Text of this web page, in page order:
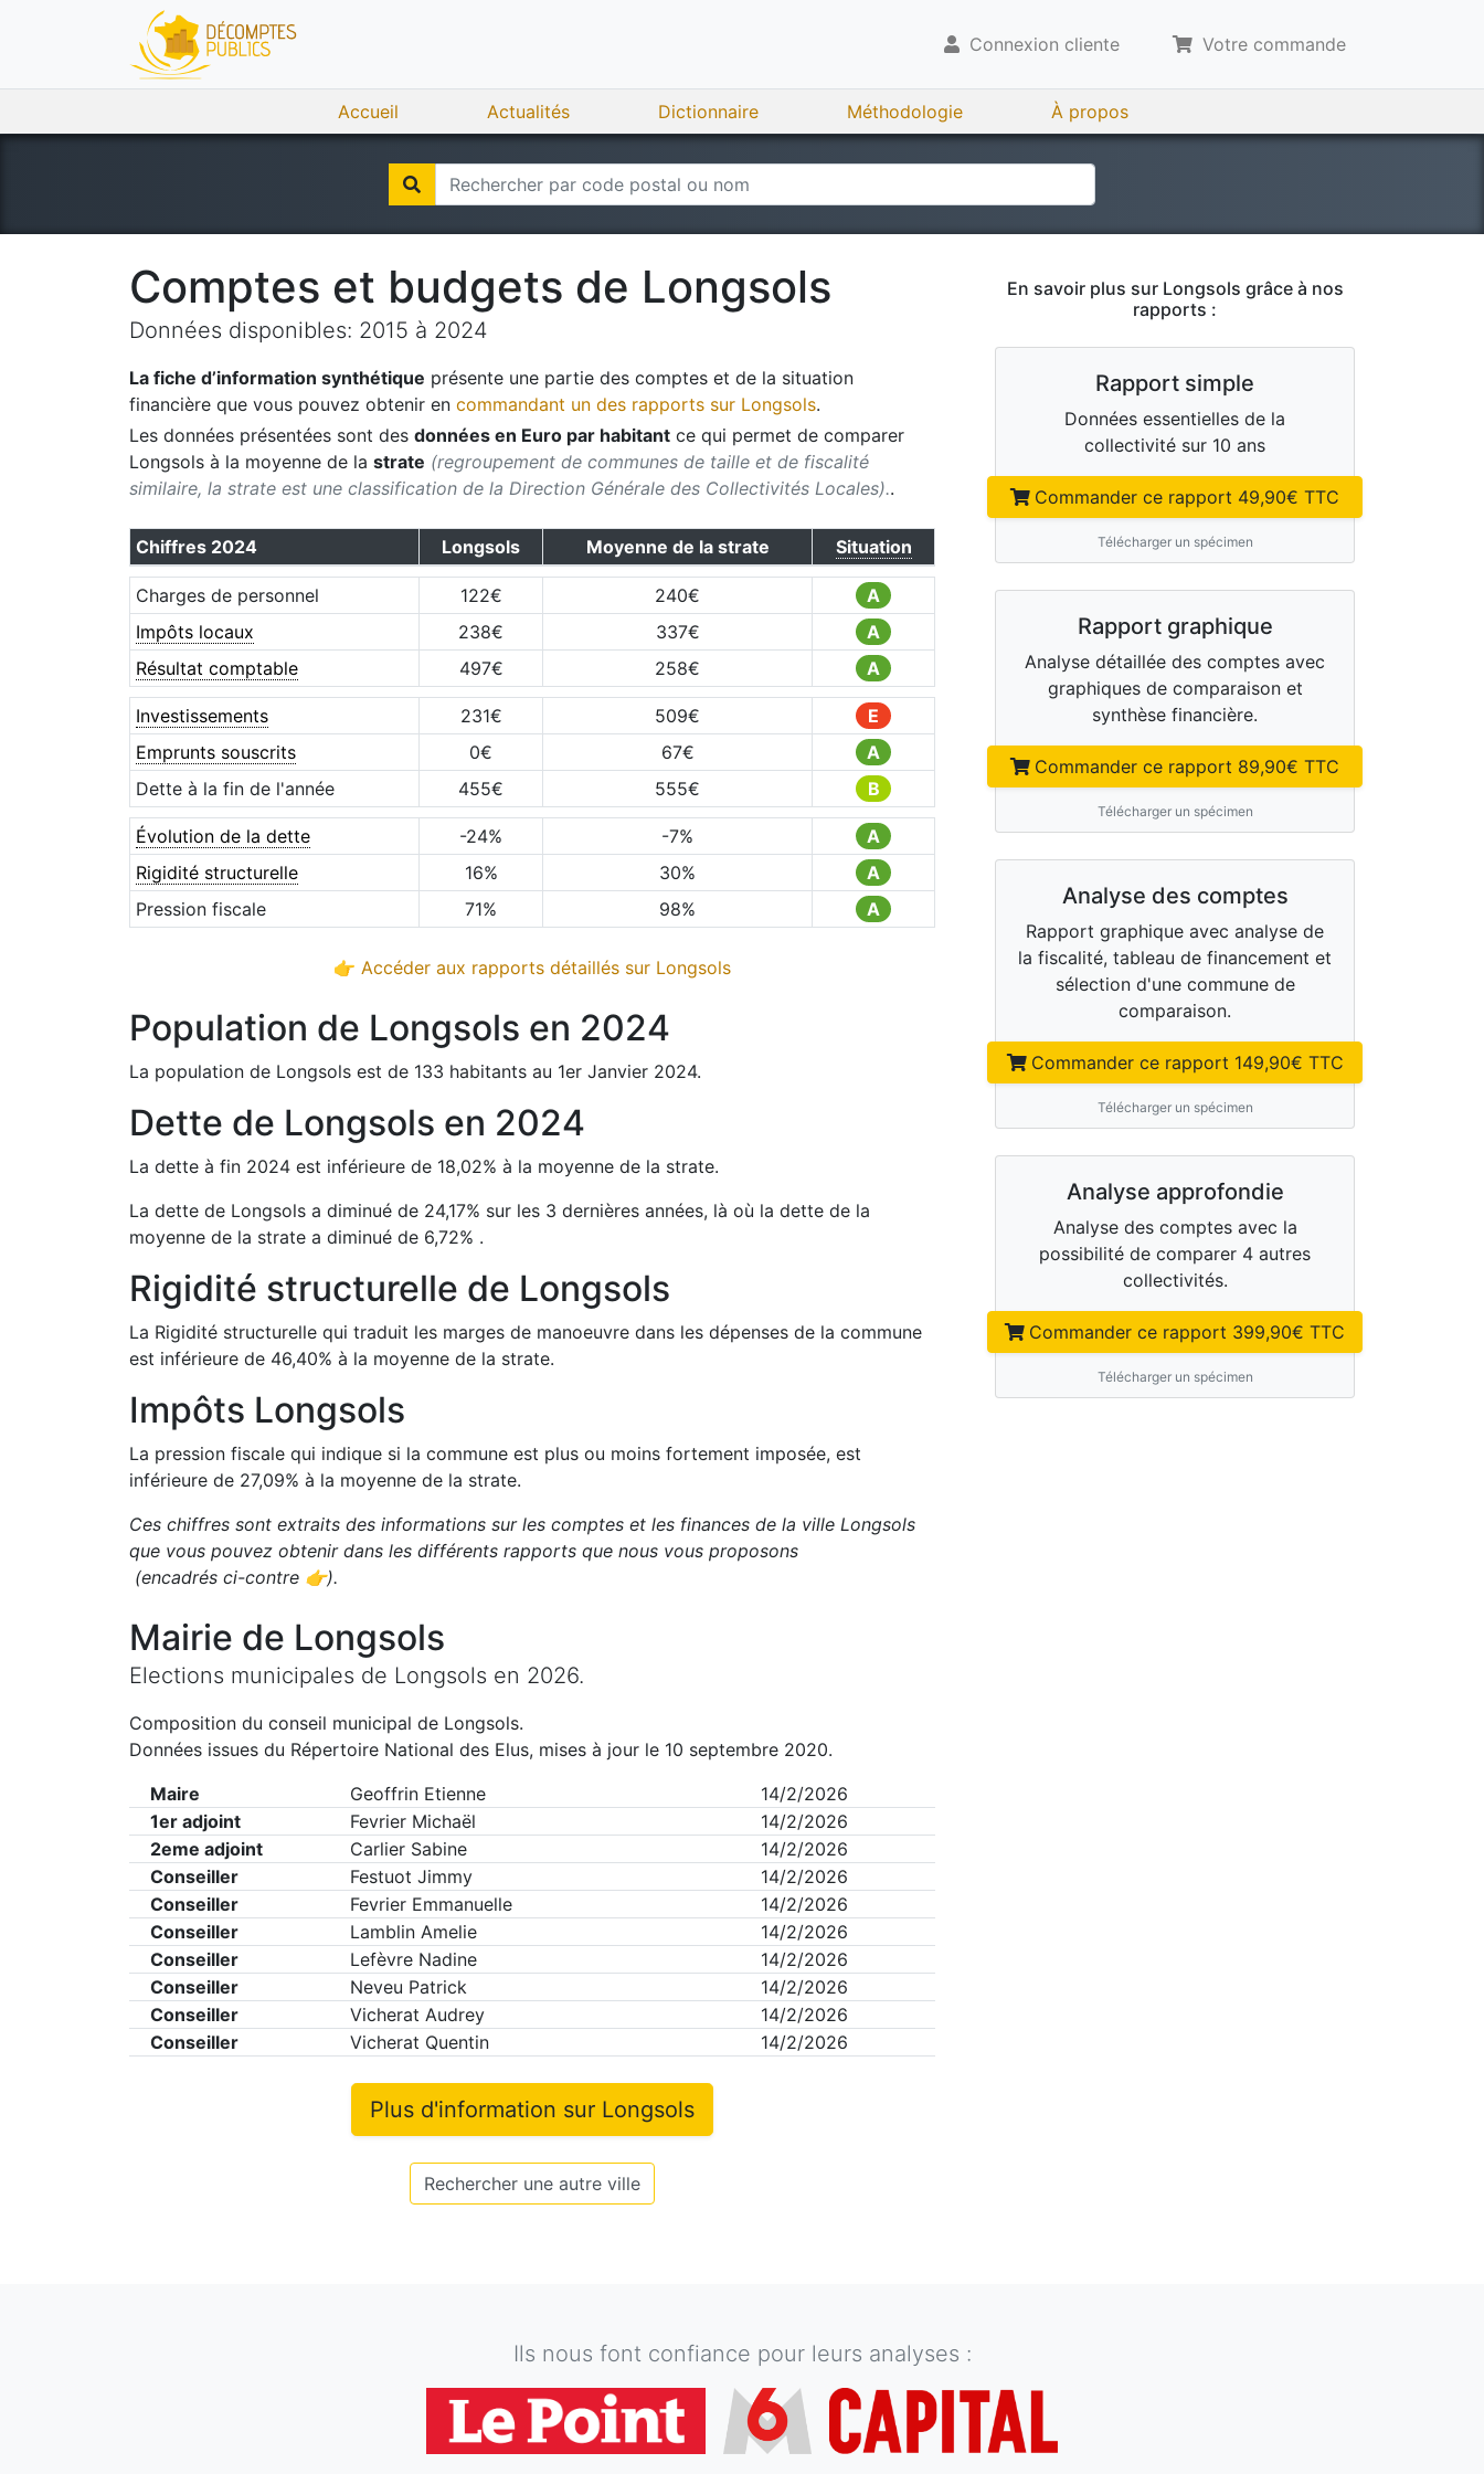
Connexion cliente Votre commande
Accueil Actualités Dictionnaire Méthodologie À propos
Comptes et budgets de Longsols
Données disponibles: 2015 à 2024
La fiche d’information synthétique présente une partie des comptes et de la situation
financière que vous pouvez obtenir en commandant un des rapports sur Longsols.
Les données présentées sont des données en Euro par habitant ce qui permet de comparer
Longsols à la moyenne de la strate (regroupement de communes de taille et de fiscalité
similaire, la strate est une classification de la Direction Générale des Collectivités Locales)..
Chiffres 2024 Longsols Moyenne de la strate Situation
Charges de personnel 122€ 240€
A
Impôts locaux
238€ 337€
A
Résultat comptable
497€ 258€ A
Investissements 231€ 509€
E
Emprunts souscrits
0€ 67€
A
Dette à la fin de l'année
455€ 555€ B
Évolution de la dette -24% -7%
A
Rigidité structurelle
16% 30%
A
Pression fiscale
71% 98% A
👉 Accéder aux rapports détaillés sur Longsols
Population de Longsols en 2024
La population de Longsols est de 133 habitants au 1er Janvier 2024.
Dette de Longsols en 2024
La dette à fin 2024 est inférieure de 18,02% à la moyenne de la strate.
La dette de Longsols a diminué de 24,17% sur les 3 dernières années, là où la dette de la
moyenne de la strate a diminué de 6,72% .
Rigidité structurelle de Longsols
La Rigidité structurelle qui traduit les marges de manoeuvre dans les dépenses de la commune
est inférieure de 46,40% à la moyenne de la strate.
Impôts Longsols
La pression fiscale qui indique si la commune est plus ou moins fortement imposée, est
inférieure de 27,09% à la moyenne de la strate.
Ces chiffres sont extraits des informations sur les comptes et les finances de la ville Longsols
que vous pouvez obtenir dans les différents rapports que nous vous proposons
(encadrés ci-contre 👉).
Mairie de Longsols
Elections municipales de Longsols en 2026.
Composition du conseil municipal de Longsols.
Données issues du Répertoire National des Elus, mises à jour le 10 septembre 2020.
Maire
Geoffrin Etienne
14/2/2026
1er adjoint
Fevrier Michaël
14/2/2026
2eme adjoint
Carlier Sabine
14/2/2026
Conseiller
Festuot Jimmy
14/2/2026
Conseiller
Fevrier Emmanuelle
14/2/2026
Conseiller
Lamblin Amelie
14/2/2026
Conseiller
Lefèvre Nadine
14/2/2026
Conseiller
Neveu Patrick
14/2/2026
Conseiller
Vicherat Audrey
14/2/2026
Conseiller
Vicherat Quentin 14/2/2026
Plus d'information sur Longsols
Rechercher une autre ville
En savoir plus sur Longsols grâce à nos
rapports :
Rapport simple
Données essentielles de la
collectivité sur 10 ans
Commander ce rapport 49,90€ TTC
Télécharger un spécimen
Rapport graphique
Analyse détaillée des comptes avec
graphiques de comparaison et
synthèse financière.
Commander ce rapport 89,90€ TTC
Télécharger un spécimen
Analyse des comptes
Rapport graphique avec analyse de
la fiscalité, tableau de financement et
sélection d'une commune de
comparaison.
Commander ce rapport 149,90€ TTC
Télécharger un spécimen
Analyse approfondie
Analyse des comptes avec la
possibilité de comparer 4 autres
collectivités.
Commander ce rapport 399,90€ TTC
Télécharger un spécimen
Ils nous font confiance pour leurs analyses :